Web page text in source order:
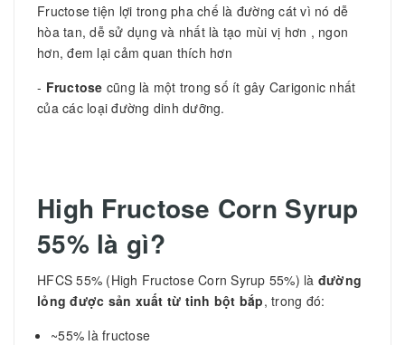
Fructose tiện lợi trong pha chế là đường cát vì nó dễ
hòa tan, dễ sử dụng và nhất là tạo mùi vị hơn , ngon
hơn, đem lại cảm quan thích hơn
- Fructose cũng là một trong số ít gây Carigonic nhất
của các loại đường dinh dưỡng.
High Fructose Corn Syrup
55% là gì?
HFCS 55% (High Fructose Corn Syrup 55%) là đường
lỏng được sản xuất từ tinh bột bắp, trong đó:
~55% là fructose